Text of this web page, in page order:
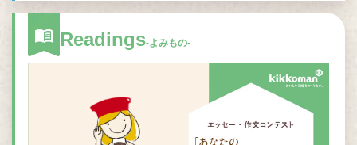
Readings-よみもの-